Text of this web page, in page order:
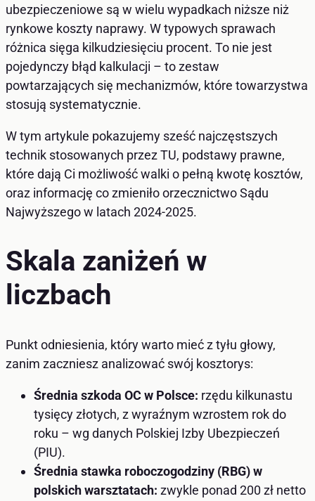
ubezpieczeniowe są w wielu wypadkach niższe niż
rynkowe koszty naprawy. W typowych sprawach
różnica sięga kilkudziesięciu procent. To nie jest
pojedynczy błąd kalkulacji – to zestaw
powtarzających się mechanizmów, które towarzystwa
stosują systematycznie.
W tym artykule pokazujemy sześć najczęstszych
technik stosowanych przez TU, podstawy prawne,
które dają Ci możliwość walki o pełną kwotę kosztów,
oraz informację co zmieniło orzecznictwo Sądu
Najwyższego w latach 2024-2025.
Skala zaniżeń w
liczbach
Punkt odniesienia, który warto mieć z tyłu głowy,
zanim zaczniesz analizować swój kosztorys:
Średnia szkoda OC w Polsce: rzędu kilkunastu
tysięcy złotych, z wyraźnym wzrostem rok do
roku – wg danych Polskiej Izby Ubezpieczeń
(PIU).
Średnia stawka roboczogodziny (RBG) w
polskich warsztatach: zwykle ponad 200 zł netto